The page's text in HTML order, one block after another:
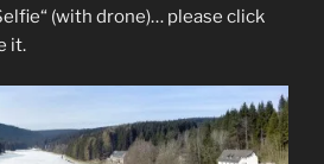
(with drone)… please click
it.